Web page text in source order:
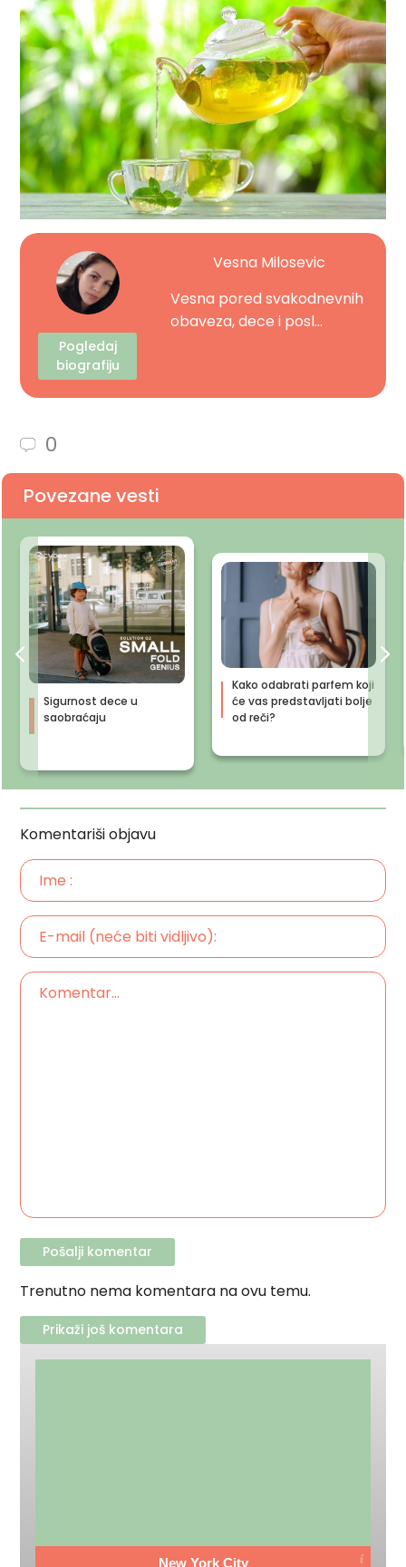
Pogledaj
biografiju
Vesna Milosevic
Vesna pored svakodnevnih
obaveza, dece i posl...
0
Povezane vesti
Sigurnost dece u
saobraćaju
Kako odabrati parfem koji
će vas predstavljati bolje
od reči?
Komentariši objavu
Trenutno nema komentara na ovu temu.
Prikaži još komentara
New York City